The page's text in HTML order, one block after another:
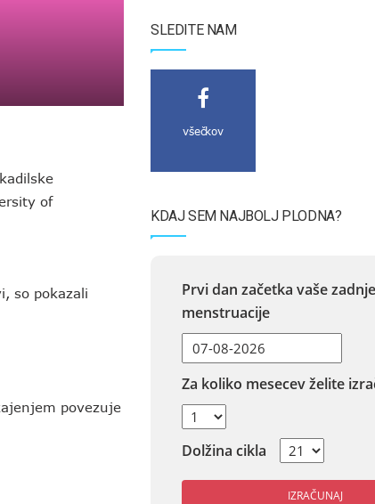
of
so pokazali
povezuje
SLEDITE NAM
všečkov
KDAJ SEM NAJBOLJ PLODNA?
Prvi dan začetka vaše zadnje
menstruacije
Za koliko mesecev želite
Dolžina cikla
IZRAČUNAJ